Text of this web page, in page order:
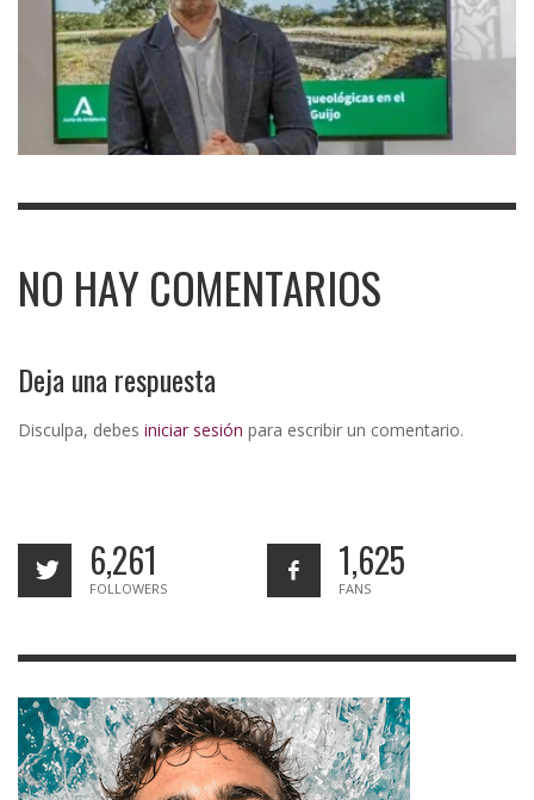
NO HAY COMENTARIOS
Deja una respuesta
Disculpa, debes iniciar sesión para escribir un comentario.
6,261
FOLLOWERS
1,625
FANS